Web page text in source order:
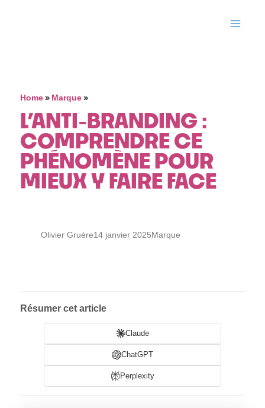
Home» Marque»
L’ANTI-BRANDING :
COMPRENDRE CE
PHÉNOMÈNE POUR
MIEUX Y FAIRE FACE
Olivier Gruère14 janvier 2025Marque
Résumer cet article
Claude
ChatGPT
Perplexity